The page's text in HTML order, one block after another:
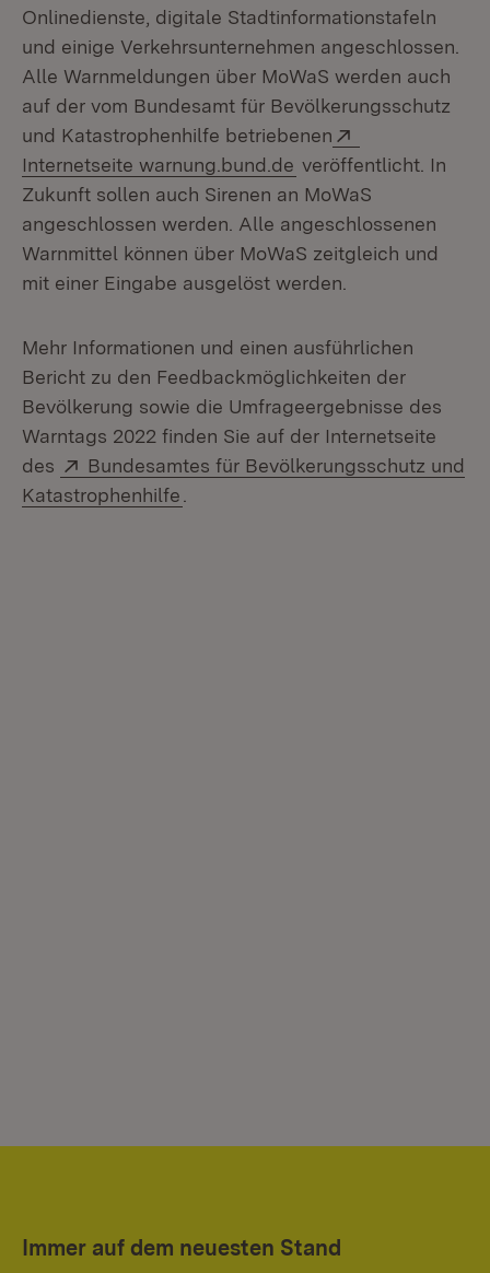
Onlinedienste, digitale Stadtinformationstafeln
und einige Verkehrsunternehmen angeschlossen.
Alle Warnmeldungen über MoWaS werden auch
auf der vom Bundesamt für Bevölkerungsschutz
und Katastrophenhilfe betriebenen
Internetseite warnung.bund.de (Öffnet in neuem
veröffentlicht. In
Zukunft sollen auch Sirenen an MoWaS
angeschlossen werden. Alle angeschlossenen
Warnmittel können über MoWaS zeitgleich und
mit einer Eingabe ausgelöst werden.
Mehr Informationen und einen ausführlichen
Bericht zu den Feedbackmöglichkeiten der
Bevölkerung sowie die Umfrageergebnisse des
Warntags 2022 finden Sie auf der Internetseite
des
Extern:
Bundesamtes für Bevölkerungsschutz und
Katastrophenhilfe
Immer auf dem neuesten Stand